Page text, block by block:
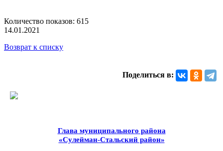
Количество показов: 615
14.01.2021
Возврат к списку
Поделиться в:
Глава муниципального района
«Сулейман-Стальский район»